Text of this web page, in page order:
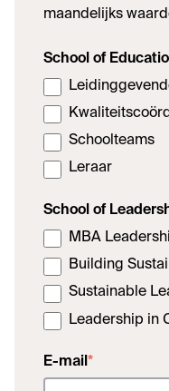
maandelijks
School of
Schoolteams
Leraar
School of
MBA
Building
Sustainable
Leadership in
E-mail *